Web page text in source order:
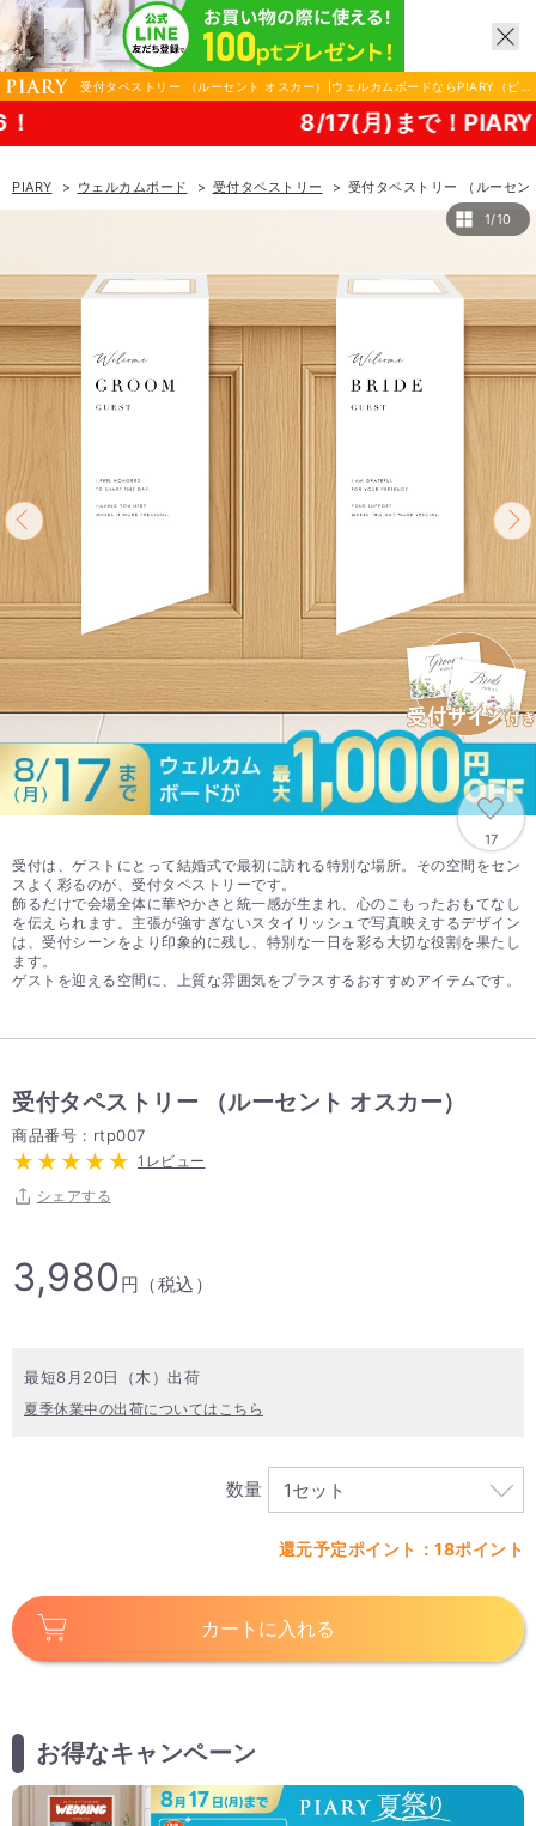
受付タペストリー （ルーセント オスカー）|ウェルカムボードならPIARY（ピ
アリー）
8/17(月)まで！PIARY 夏祭り
PIARY ウェルカムボード 受付タペストリー
受付タペストリー （ルーセン
1/10
17
受付は、ゲストにとって結婚式で最初に訪れる特別な場所。その空間をセン
スよく彩るのが、受付タペストリーです。
飾るだけで会場全体に華やかさと統一感が生まれ、心のこもったおもてなし
を伝えられます。主張が強すぎないスタイリッシュで写真映えするデザイン
は、受付シーンをより印象的に残し、特別な一日を彩る大切な役割を果たし
ます。
ゲストを迎える空間に、上質な雰囲気をプラスするおすすめアイテムです。
受付タペストリー （ルーセント オスカー）
商品番号：rtp007
1レビュー
シェアする
3,980 円（税込）
最短8月20日（木）出荷
夏季休業中の出荷についてはこちら
数量
還元予定ポイント：18ポイント
カートに入れる
お得なキャンペーン